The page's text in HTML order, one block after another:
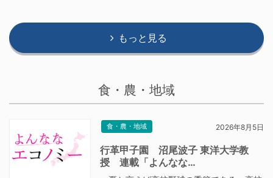
もっと見る
食・農・地域
食・農・地域 2026年8月5日
行革甲子園 沼尾波子 東洋大学教
授 連載「よんなな…